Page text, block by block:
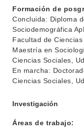
Formación de
Concluida: Diploma
Sociodemográfica
Facultad de
Maestría en
Ciencias Sociales,
En marcha:
Ciencias Sociales,
Investigación
Áreas de trabajo: